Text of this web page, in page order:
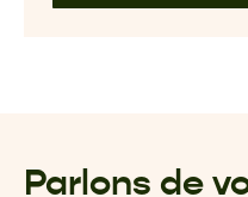
Parlons de